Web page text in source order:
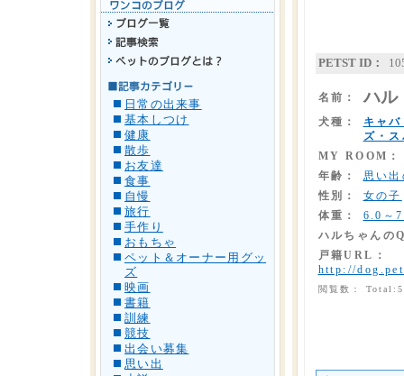
日常の出来事
基本しつけ
健康
散歩
お友達
食事
自慢
旅行
手作り
おもちゃ
ペット＆オーナー用グッ
ズ
映画
書籍
訓練
競技
出会い募集
思い出
PETST ID：
名前： ハル
犬種：
キャ
ズ・
MY ROOM：
年齢：
思い
性別：
女の子
体重：
6.0～
ハルちゃんの
戸籍URL：
http://
閲覧数：